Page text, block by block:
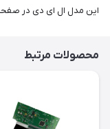
این مدل ال ای دی در
محصولات مرتبط